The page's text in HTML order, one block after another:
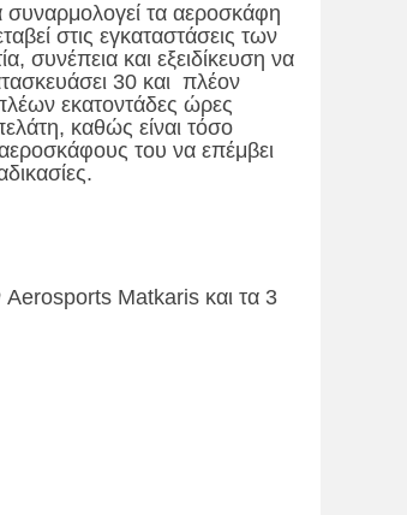
συναρμολογεί τα αεροσκάφη
στις εγκαταστάσεις των
συνέπεια και εξειδίκευση να
30 και πλέον
εκατοντάδες ώρες
καθώς είναι τόσο
του να επέμβει
Aerosports Matkaris και τα 3